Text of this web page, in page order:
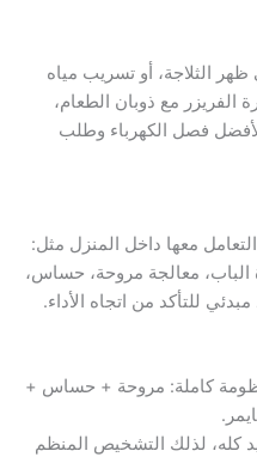
الثلاجة، أو تسريب مياه
الفريزر مع ذوبان الطعام،
فصل الكهرباء وطلب
معها داخل المنزل مثل:
معالجة مروحة، حساس،
للتأكد من اتجاه الأداء.
كاملة: مروحة + حساس +
كله، لذلك التشخيص المنظم